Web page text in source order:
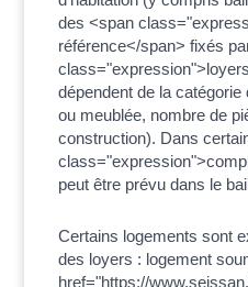
des <span
référence</span> fixés
dépendent de la
ou meublée, nombre de
construction). Dans
peut être prévu dans le
Certains logements sont
des loyers : logement
href="https://